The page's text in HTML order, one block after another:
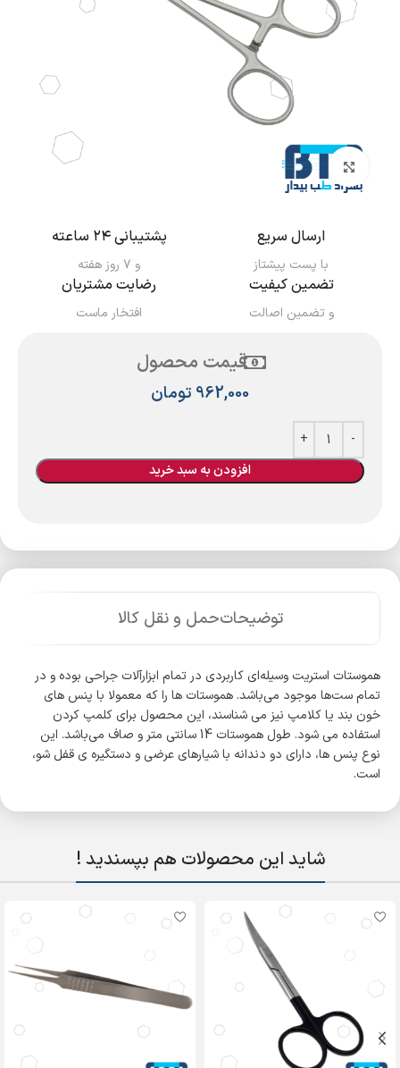
بزرگنمایی تصویر
ارسال سریع
با پست پیشتاز
پشتیبانی ۲۴ ساعته
و ۷ روز هفته
تضمین کیفیت
و تضمین اصالت
رضایت مشتریان
افتخار ماست
قیمت محصول
962,000 تومان
افزودن به سبد خرید
توضیحاتحمل و نقل کالا
هموستات استریت وسیله‌ای کاربردی در تمام ابزارآلات جراحی بوده و در
تمام ست‌ها موجود می‌باشد. هموستات ها را که معمولا با پنس های
خون بند یا کلامپ نیز می شناسند، این محصول برای کلمپ کردن
استفاده می شود. طول هموستات 14 سانتی متر و صاف می‌باشد. این
نوع پنس ها، دارای دو دندانه با شیارهای عرضی و دستگیره ی قفل شو،
است.
شاید این محصولات هم بپسندید !